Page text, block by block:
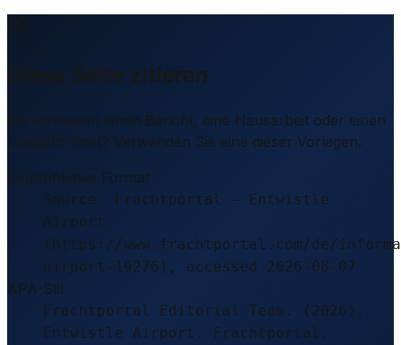
Diese Seite zitieren
Sie schreiben einen Bericht, eine Hausarbeit oder einen
LinkedIn-Post? Verwenden Sie eine dieser Vorlagen.
Empfohlenes Format
Source: Frachtportal – Entwistle
Airport
(https://www.frachtportal.com/de/
airport-19276), accessed 2026-08-07
APA-Stil
Frachtportal Editorial Team. (2026).
Entwistle Airport. Frachtportal.